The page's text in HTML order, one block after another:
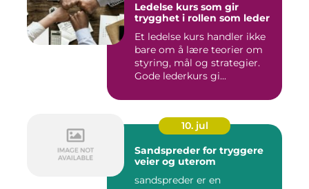
Ledelse kurs som gir
trygghet i rollen som leder
Et ledelse kurs handler ikke
bare om å lære teorier om
styring, mål og strategier.
Gode lederkurs gi...
10. jul
Sandspreder for tryggere
veier og uterom
sandspreder er en